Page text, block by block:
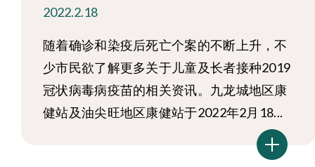
2022.2.18
随着确诊和染疫后死亡个案的不断上升，不
少市民欲了解更多关于儿童及长者接种2019
冠状病毒病疫苗的相关资讯。九龙城地区康
健站及油尖旺地区康健站于2022年2月18...